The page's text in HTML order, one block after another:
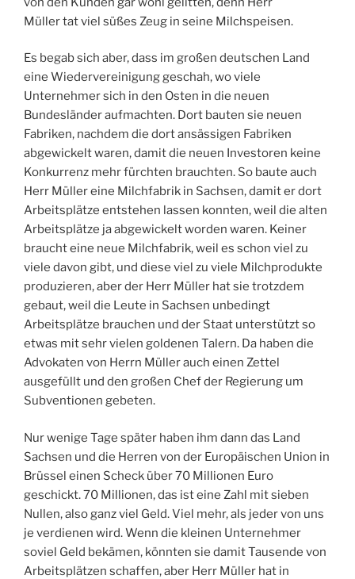
Müller tat viel süßes Zeug in seine Milchspeisen.
Es begab sich aber, dass im großen deutschen Land
eine Wiedervereinigung geschah, wo viele
Unternehmer sich in den Osten in die neuen
Bundesländer aufmachten. Dort bauten sie neuen
Fabriken, nachdem die dort ansässigen Fabriken
abgewickelt waren, damit die neuen Investoren keine
Konkurrenz mehr fürchten brauchten. So baute auch
Herr Müller eine Milchfabrik in Sachsen, damit er dort
Arbeitsplätze entstehen lassen konnten, weil die alten
Arbeitsplätze ja abgewickelt worden waren. Keiner
braucht eine neue Milchfabrik, weil es schon viel zu
viele davon gibt, und diese viel zu viele Milchprodukte
produzieren, aber der Herr Müller hat sie trotzdem
gebaut, weil die Leute in Sachsen unbedingt
Arbeitsplätze brauchen und der Staat unterstützt so
etwas mit sehr vielen goldenen Talern. Da haben die
Advokaten von Herrn Müller auch einen Zettel
ausgefüllt und den großen Chef der Regierung um
Subventionen gebeten.
Nur wenige Tage später haben ihm dann das Land
Sachsen und die Herren von der Europäischen Union in
Brüssel einen Scheck über 70 Millionen Euro
geschickt. 70 Millionen, das ist eine Zahl mit sieben
Nullen, also ganz viel Geld. Viel mehr, als jeder von uns
je verdienen wird. Wenn die kleinen Unternehmer
soviel Geld bekämen, könnten sie damit Tausende von
Arbeitsplätzen schaffen, aber Herr Müller hat in